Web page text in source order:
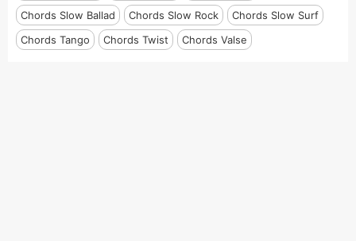
Chords Slow Ballad
Chords Slow Rock
Chords Slow Surf
Chords Tango
Chords Twist Chords Valse